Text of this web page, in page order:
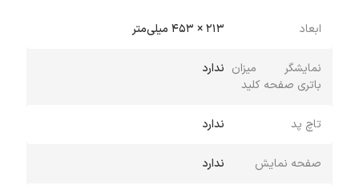
ابعاد 213 × 453 میلی‌متر
نمایشگر میزان
باتری صفحه کلید
ندارد
تاچ پد ندارد
صفحه نمایش ندارد